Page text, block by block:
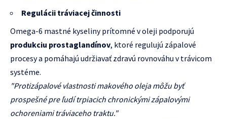
Regulácii tráviacej činnosti
Omega-6 mastné kyseliny prítomné v oleji podporujú
produkciu prostaglandínov, ktoré regulujú zápalové
procesy a pomáhajú udržiavať zdravú rovnováhu v trávicom
systéme.
"Protizápalové vlastnosti makového oleja môžu byť
prospešné pre ľudí trpiacich chronickými zápalovými
ochoreniami tráviaceho traktu."